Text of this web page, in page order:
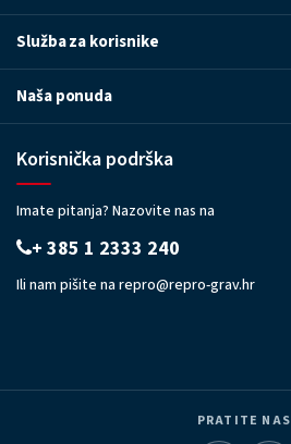
Služba za korisnike
Naša ponuda
Korisnička podrška
Imate pitanja? Nazovite nas na
+ 385 1 2333 240
Ili nam pišite na repro@repro-grav.hr
PRATITE NAS